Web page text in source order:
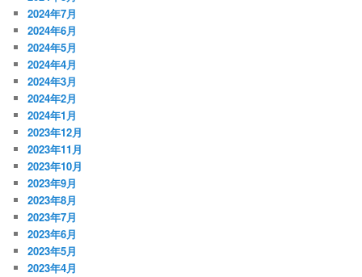
2024年7月
2024年6月
2024年5月
2024年4月
2024年3月
2024年2月
2024年1月
2023年12月
2023年11月
2023年10月
2023年9月
2023年8月
2023年7月
2023年6月
2023年5月
2023年4月